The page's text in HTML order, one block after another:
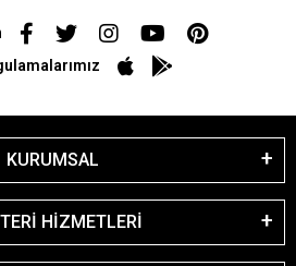
KURUMSAL
HİZMETLERİ